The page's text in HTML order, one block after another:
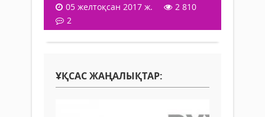
05 желтоқсан 2017 ж.
2 810
2
ҰҚСАС ЖАҢАЛЫҚТАР: